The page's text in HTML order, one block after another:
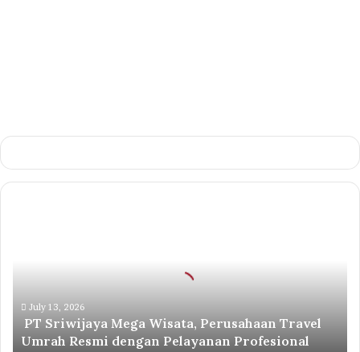
Umrah
Resmi
dengan
July 13, 2026
PT Sriwijaya Mega Wisata, Perusahaan Travel
Umrah Resmi dengan Pelayanan Profesional